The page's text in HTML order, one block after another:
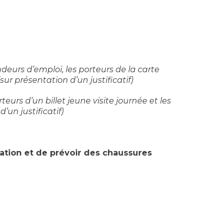
d’emploi, les porteurs de la carte
présentation d’un justificatif)
d’un billet jeune visite journée et les
justificatif)
et de prévoir des chaussures